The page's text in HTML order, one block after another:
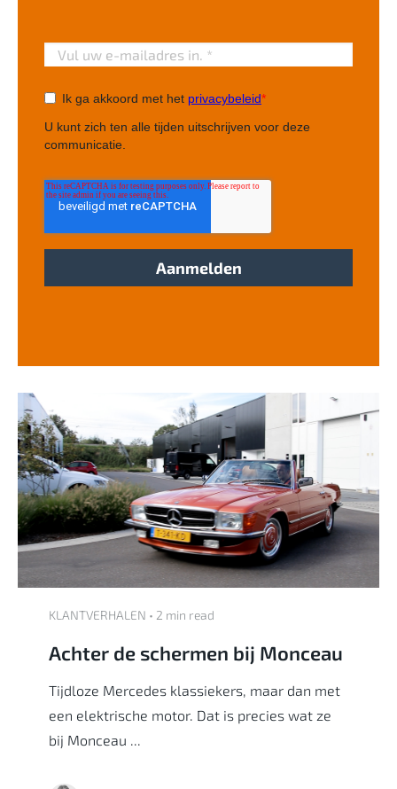
Ik ga akkoord met het privacybeleid*
U kunt zich ten alle tijden uitschrijven voor deze
communicatie.
KLANTVERHALEN • 2 min read
Achter de schermen bij Monceau
Tijdloze Mercedes klassiekers, maar dan met
een elektrische motor. Dat is precies wat ze
bij Monceau ...